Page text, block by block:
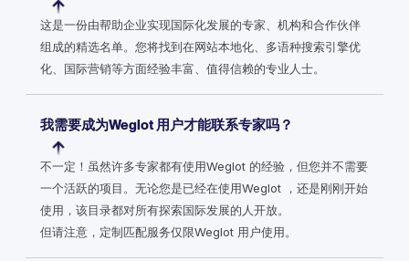
这是一份由帮助企业实现国际化发展的专家、机构和合作伙伴
组成的精选名单。您将找到在网站本地化、多语种搜索引擎优
化、国际营销等方面经验丰富、值得信赖的专业人士。
我需要成为Weglot 用户才能联系专家吗？
不一定！虽然许多专家都有使用Weglot 的经验，但您并不需要
一个活跃的项目。无论您是已经在使用Weglot ，还是刚刚开始
使用，该目录都对所有探索国际发展的人开放。
但请注意，定制匹配服务仅限Weglot 用户使用。